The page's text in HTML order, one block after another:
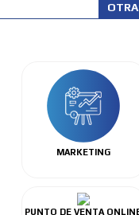
MARKETING
PUNTO DE VENTA